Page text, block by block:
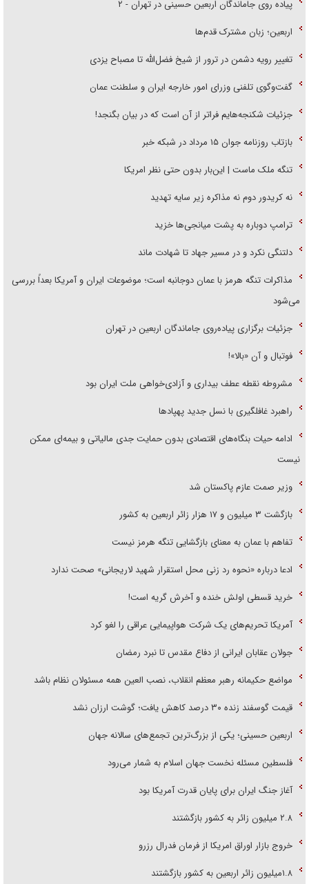
پیاده روی جاماندگان اربعین حسینی در تهران - ۲
اربعین؛ زبان مشترک قدم‌ها
تغییر رویه دشمن در ترور از شیخ فضل‌الله تا مصباح یزدی
گفت‌وگوی تلفنی وزرای امور خارجه ایران و سلطنت عمان
جزئیات شکنجه‌هایم فراتر از آن است که در بیان بگنجد!
بازتاب روزنامه جوان ۱۵ مرداد در شبکه خبر
تنگه ملک ماست | این‌بار بدون حتی نظر امریکا
نه کریدور دوم نه مذاکره زیر سایه تهدید
ترامپ دوباره به پشت میانجی‌ها خزید
دلتنگی نکرد و در مسیر جهاد تا شهادت ماند
مذاکرات تنگه هرمز با عمان دوجانبه است؛ موضوعات ایران و آمریکا بعداً بررسی
می‌شود
جزئیات برگزاری پیاده‌روی جاماندگان اربعین در تهران
فوتبال و آن «بالا»!
مشروطه نقطه عطف بیداری و آزادی‌خواهی ملت ایران بود
راهبرد غافلگیری با نسل جدید پهپاد‌ها
ادامه حیات بنگاه‌های اقتصادی بدون حمایت جدی مالیاتی و بیمه‌ای ممکن
نیست
وزیر صمت عازم پاکستان شد
بازگشت ۳ میلیون و ۱۷ هزار زائر اربعین به کشور
تفاهم با عمان به معنای بازگشایی تنگه هرمز نیست
ادعا درباره «نحوه رد زنی محل استقرار شهید لاریجانی» صحت ندارد
خرید قسطی اولش خنده و آخرش گریه است!
آمریکا تحریم‌های یک شرکت هواپیمایی عراقی را لغو کرد
جولان عقابان ایرانی از دفاع مقدس تا نبرد رمضان
مواضع حکیمانه رهبر معظم انقلاب، نصب العین همه مسئولان نظام باشد
قیمت گوسفند زنده ۳۰ درصد کاهش یافت؛ گوشت ارزان نشد
اربعین حسینی؛ یکی از بزرگ‌ترین تجمع‌های سالانه جهان
فلسطین مسئله نخست جهان اسلام به شمار می‌رود
آغاز جنگ ایران برای پایان قدرت آمریکا بود
۲.۸ میلیون زائر به کشور بازگشتند
خروج بازار اوراق امریکا از فرمان فدرال رزرو
۱.۸میلیون زائر اربعین به کشور بازگشتند